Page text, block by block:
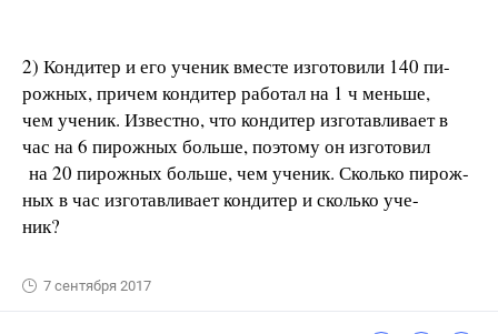
2) Кондитер и его ученик вместе изготовили 140 пи-
рожных, причем кондитер работал на 1 ч меньше,
чем ученик. Известно, что кондитер изготавливает в
час на 6 пирожных больше, поэтому он изготовил
на 20 пирожных больше, чем ученик. Сколько пирож-
ных в час изготавливает кондитер и сколько уче-
ник?
7 сентября 2017